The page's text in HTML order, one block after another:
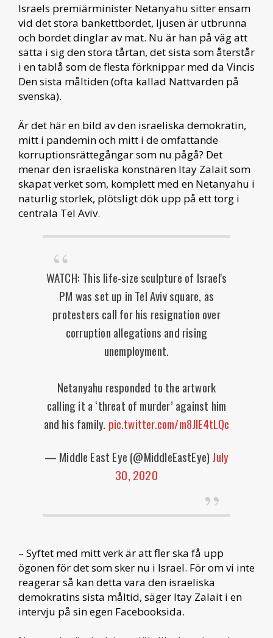
Israels premiärminister Netanyahu sitter ensam
vid det stora bankettbordet, ljusen är utbrunna
och bordet dinglar av mat. Nu är han på väg att
sätta i sig den stora tårtan, det sista som återstår
i en tablå som de flesta förknippar med da Vincis
Den sista måltiden (ofta kallad Nattvarden på
svenska).
Är det här en bild av den israeliska demokratin,
mitt i pandemin och mitt i de omfattande
korruptionsrättegångar som nu pågå? Det
menar den israeliska konstnären Itay Zalait som
skapat verket som, komplett med en Netanyahu i
naturlig storlek, plötsligt dök upp på ett torg i
centrala Tel Aviv.
WATCH: This life-size sculpture of Israel's
PM was set up in Tel Aviv square, as
protesters call for his resignation over
corruption allegations and rising
unemployment.
Netanyahu responded to the artwork
calling it a ‘threat of murder’ against him
and his family. pic.twitter.com/m8JIE4tLQc
— Middle East Eye (@MiddleEastEye) July
30, 2020
– Syftet med mitt verk är att fler ska få upp
ögonen för det som sker nu i Israel. För om vi inte
reagerar så kan detta vara den israeliska
demokratins sista måltid, säger Itay Zalait i en
intervju på sin egen Facebooksida.